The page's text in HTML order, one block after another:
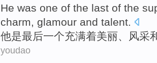
He was one of the last of the
charm, glamour and talent.
他是最后一个充满着美丽、 风采
youdao